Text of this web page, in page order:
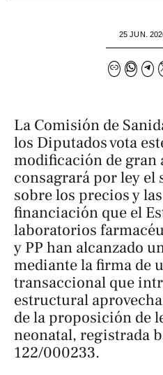
25 JUN.
La Comisión de
los Diputados vota
modificación de gran
consagrará por ley el
sobre los precios y
financiación que el
laboratorios
y PP han alcanzado
mediante la firma de
transaccional que
estructural
de la proposición de
neonatal, registrada
122/000233.